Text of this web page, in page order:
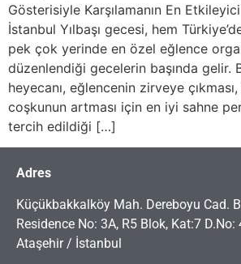
Gösterisiyle Karşılamanın En
İstanbul Yılbaşı gecesi, hem
pek çok yerinde en özel eğlence
düzenlendiği gecelerin başında gelir.
heyecanı, eğlencenin zirveye
coşkunun artması için en iyi sahne
tercih edildiği […]
Adres
Küçükbakkalköy Mah. Dereboyu Cad.
Residence No: 3A, R5 Blok, Kat:7
Ataşehir / İstanbul